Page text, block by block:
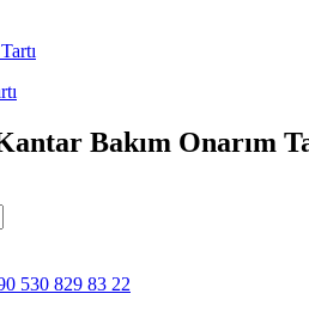
Bakım Onarım
530 829 83 22